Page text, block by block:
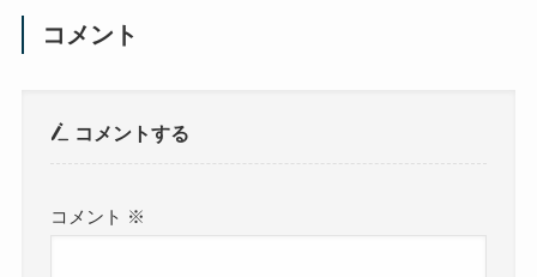
コメント
コメントする
コメント ※